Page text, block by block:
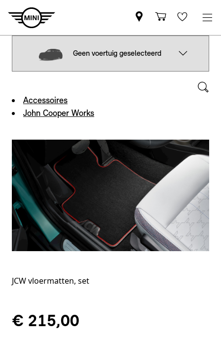
Geen voertuig geselecteerd
Accessoires
John Cooper Works
JCW vloermatten, set
€ 215,00